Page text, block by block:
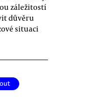
záležitostí
důvěru
situaci